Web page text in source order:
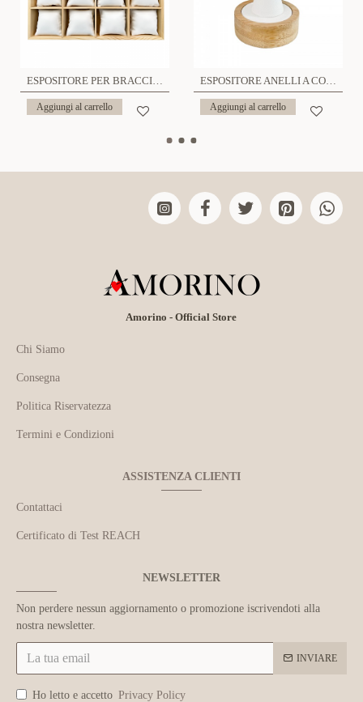
ESPOSITORE PER BRACCIALI CON CUSCINI - YP23224E155
Aggiungi al carrello
ESPOSITORE ANELLI A CONO - YP2464A292
Aggiungi al carrello
Amorino - Official Store
Chi Siamo
Consegna
Politica Riservatezza
Termini e Condizioni
ASSISTENZA CLIENTI
Contattaci
Certificato di Test REACH
NEWSLETTER
Non perdere nessun aggiornamento o promozione iscrivendoti alla
nostra newsletter.
INVIARE
Ho letto e accetto Privacy Policy